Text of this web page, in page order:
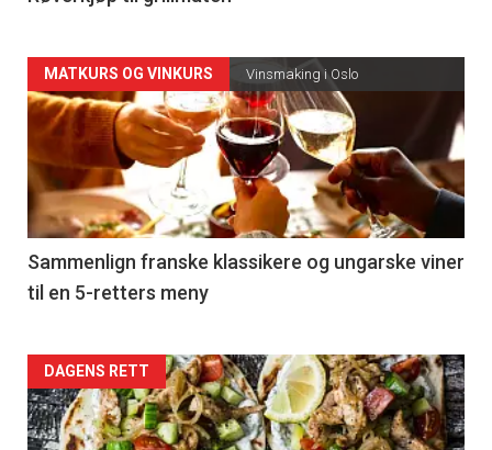
Forsiden
akkurat
nå
-
5
MATKURS OG VINKURS Vinsmaking i Oslo
Sammenlign franske klassikere og ungarske viner
til en 5-retters meny
Forsiden
akkurat
DAGENS RETT